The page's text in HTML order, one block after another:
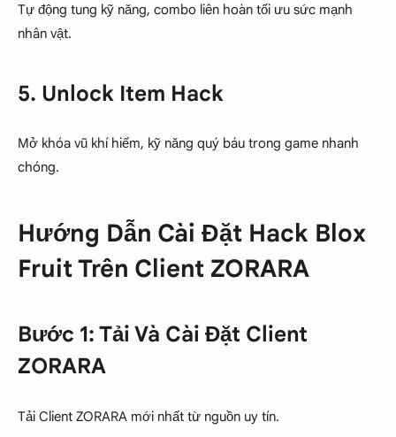
Tự động tung kỹ năng, combo liên hoàn tối ưu sức mạnh
nhân vật.
5. Unlock Item Hack
Mở khóa vũ khí hiếm, kỹ năng quý báu trong game nhanh
chóng.
Hướng Dẫn Cài Đặt Hack Blox
Fruit Trên Client ZORARA
Bước 1: Tải Và Cài Đặt Client
ZORARA
Tải Client ZORARA mới nhất từ nguồn uy tín.